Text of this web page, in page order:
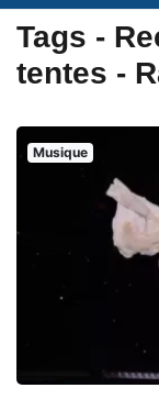
Tags -
tentes -
Musique